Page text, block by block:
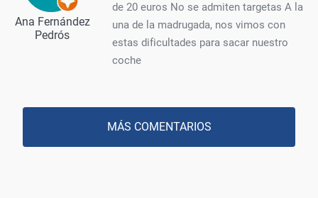
Ana Fernández
Pedrós
de 20 euros No se admiten targetas A la
una de la madrugada, nos vimos con
estas dificultades para sacar nuestro
coche
MÁS COMENTARIOS